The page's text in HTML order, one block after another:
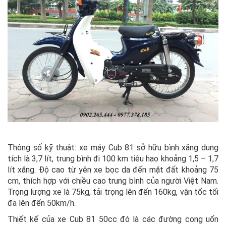
Thông số kỹ thuật: xe máy Cub 81 sở hữu bình xăng dung
tích là 3,7 lít, trung bình đi 100 km tiêu hao khoảng 1,5 – 1,7
lít xăng. Độ cao từ yên xe bọc da đến mặt đất khoảng 75
cm, thích hợp với chiều cao trung bình của người Việt Nam.
Trọng lượng xe là 75kg, tải trọng lên đến 160kg, vận tốc tối
đa lên đến 50km/h.
Thiết kế của xe Cub 81 50cc đó là các đường cong uốn